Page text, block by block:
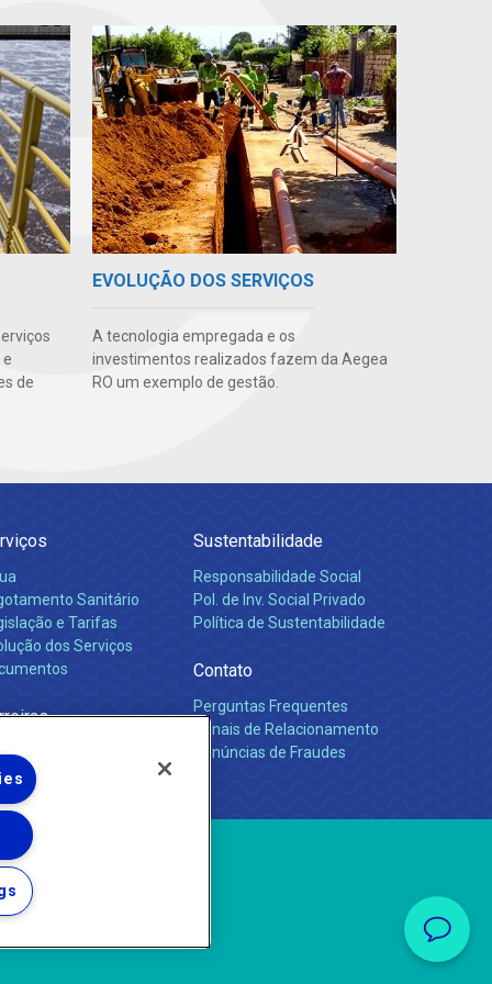
de
EVOLUÇÃO DOS SERVIÇOS
A tecnologia empregada e os
investimentos realizados fazem da Aegea
RO um exemplo de gestão.
Sanitário
e Tarifas
dos Serviços
Sustentabilidade
Responsabilidade Social
Pol. de Inv. Social Privado
Política de Sustentabilidade
Contato
Perguntas Frequentes
Canais de Relacionamento
Denúncias de Fraudes